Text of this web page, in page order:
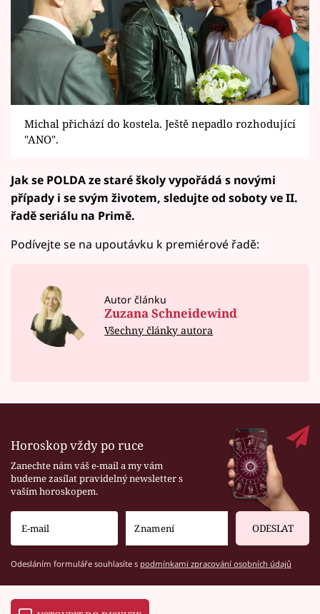
Michal přichází do kostela. Ještě nepadlo rozhodující
"ANO".
Jak se POLDA ze staré školy vypořádá s novými
případy i se svým životem, sledujte od soboty ve II.
řadě seriálu na Primě.
Podívejte se na upoutávku k premiérové řadě:
Autor článku
Zuzana Schneidewind
Všechny články autora
Horoskop vždy po ruce
Zanechte nám váš e-mail a my vám
budeme zasílat pravidelný newsletter s
vaším horoskopem.
ODESLAT
Odesláním formuláře souhlasíte s podmínkami zpracování osobních údajů